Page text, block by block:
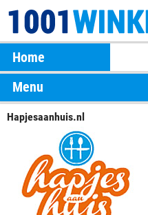
Home
Menu
Hapjesaanhuis.nl